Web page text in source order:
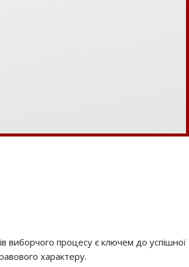
виборчого процесу є ключем до успішної
характеру.